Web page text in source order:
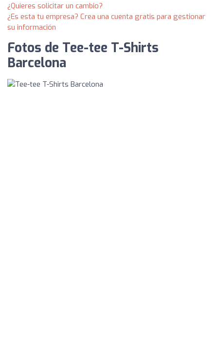
¿Quieres solicitar un cambio?
¿Es esta tu empresa? Crea una cuenta gratis para gestionar
su información
Fotos de Tee-tee T-Shirts
Barcelona